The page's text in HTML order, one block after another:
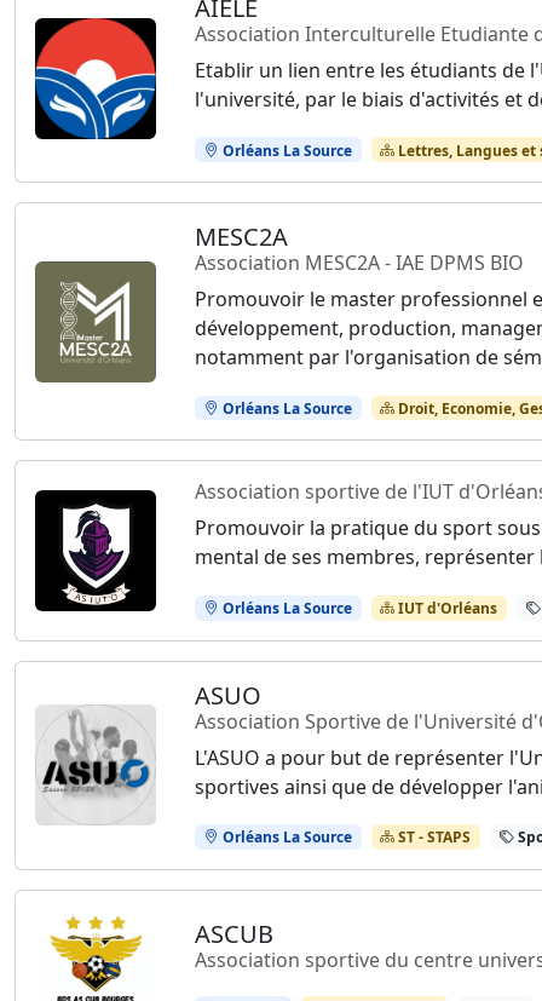
AIELE
Association Interculturelle Etudiante
Etablir un lien entre les étudiants de
l'université, par le biais d'activités et
Orléans La Source Lettres, Langues et
MESC2A
Association MESC2A - IAE DPMS BIO
Promouvoir le master professionnel
développement, production,
notamment par l'organisation de
Orléans La Source Droit, Economie,
Association sportive de l'IUT
Promouvoir la pratique du sport
mental de ses membres,
Orléans La Source IUT d'Orléans
ASUO
Association Sportive de l'Université
L'ASUO a pour but de représenter
sportives ainsi que de développer
Orléans La Source ST - STAPS
ASCUB
Association sportive du centre